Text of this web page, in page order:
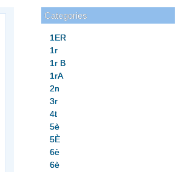
Categories
1ER
1r
1r B
1rA
2n
3r
4t
5è
5È
6è
6è